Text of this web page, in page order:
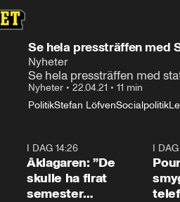
Se hela pressträffen med
Nyheter
Se hela pressträffen med
Nyheter • 22.04.21 • 11 min
PolitikStefan LöfvenSocialpolitik
I DAG 14:26
Åklagaren: ”De
skulle ha firat
semester
I